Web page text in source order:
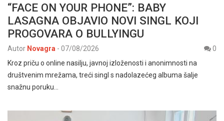
“FACE ON YOUR PHONE”: BABY
LASAGNA OBJAVIO NOVI SINGL KOJI
PROGOVARA O BULLYINGU
Autor Novagra - 07/08/2026
0
Kroz priču o online nasilju, javnoj izloženosti i anonimnosti na
društvenim mrežama, treći singl s nadolazećeg albuma šalje
snažnu poruku…